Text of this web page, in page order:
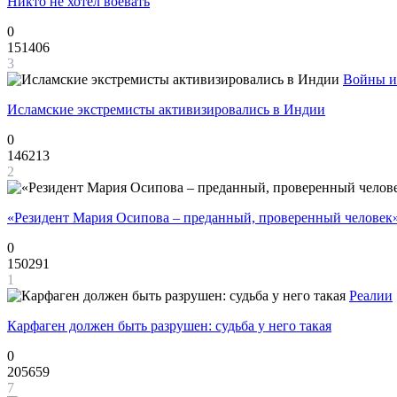
0
151406
3
Войны
Исламские экстремисты активизировались в Индии
0
146213
2
«Резидент Мария Осипова – преданный, проверенный
0
150291
1
Реалии
Карфаген должен быть разрушен: судьба у него такая
0
205659
7